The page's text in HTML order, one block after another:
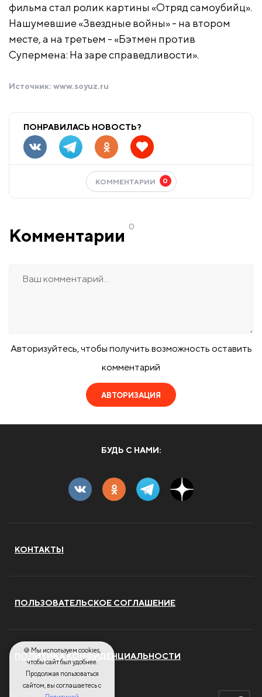
фильма стал ролик картины «Отряд самоубийц».
Нашумевшие «Звездные войны» - на втором
месте, а на третьем - «Бэтмен против
Супермена: На заре справедливости».
Источник: www.soyuz.ru
ПОНРАВИЛАСЬ НОВОСТЬ?
КОММЕНТАРИИ 0
Комментарии 0
Авторизуйтесь, чтобы получить возможность оставить
комментарий
АВТОРИЗАЦИЯ
БУДЬ С НАМИ:
КОНТАКТЫ
ПОЛЬЗОВАТЕЛЬСКОЕ СОГЛАШЕНИЕ
ПОЛИТИКА КОНФИДЕНЦИАЛЬНОСТИ
🍪 Мы используем cookies,
чтобы сайт был удобнее.
Продолжая пользоваться
сайтом, вы соглашаетесь с